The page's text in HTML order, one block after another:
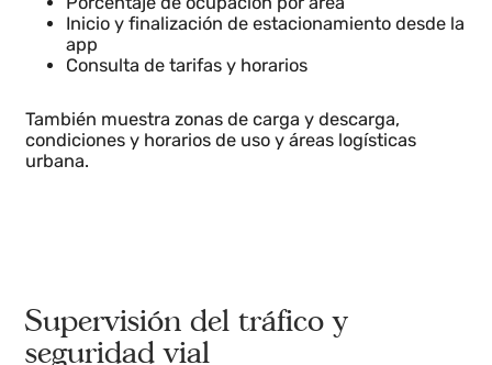
Ubicación de parkings públicos y privados
Número de plazas libres en tiempo real
Visualización de zonas azul y verde
Porcentaje de ocupación por área
app
Consulta de tarifas y horarios